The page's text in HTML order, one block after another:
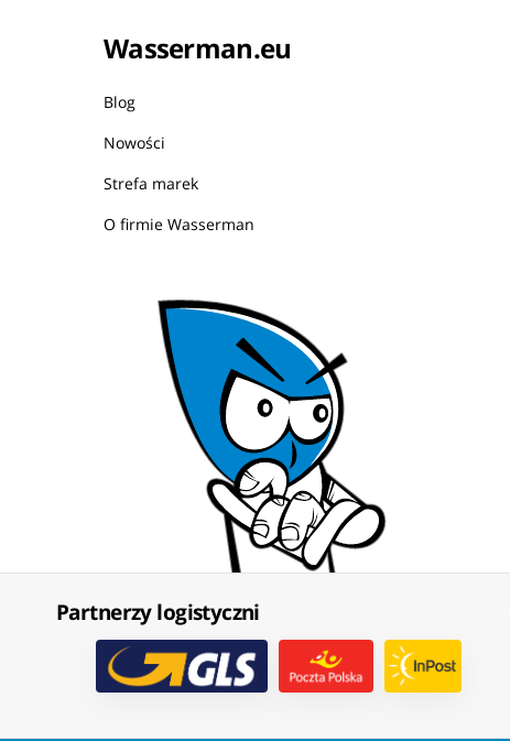
Wasserman.eu
Blog
Nowości
Strefa marek
O firmie Wasserman
Partnerzy logistyczni